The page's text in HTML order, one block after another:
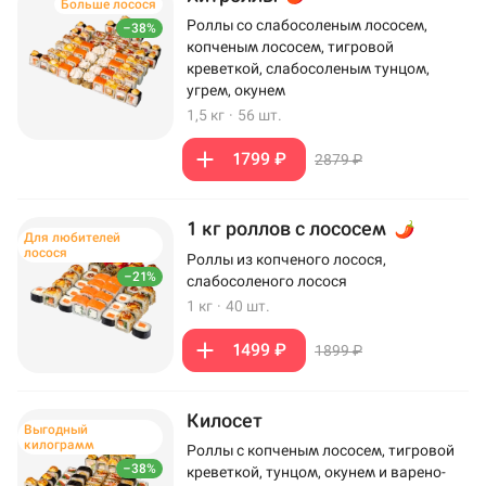
–38%
Больше лосося
Роллы со слабосоленым лососем,
копченым лососем, тигровой
креветкой, слабосоленым тунцом,
угрем, окунем
1,5 кг · 56 шт.
1799 ₽ 2879 ₽
–21%
Для любителей
лосося
1 кг роллов с лососем
Роллы из копченого лосося,
слабосоленого лосося
1 кг · 40 шт.
1499 ₽ 1899 ₽
–38%
Выгодный
килограмм
Килосет
Роллы с копченым лососем, тигровой
креветкой, тунцом, окунем и варено-